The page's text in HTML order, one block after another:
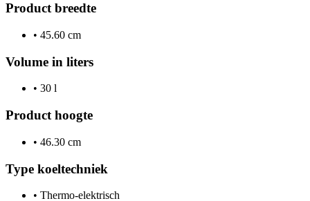
Product breedte
• 45.60 cm
Volume in liters
• 30 l
Product hoogte
• 46.30 cm
Type koeltechniek
• Thermo-elektrisch